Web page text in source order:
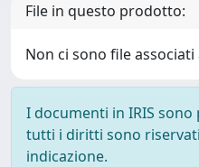
File in questo prodotto:
Non ci sono file
I documenti in IRIS
tutti i diritti sono
indicazione.